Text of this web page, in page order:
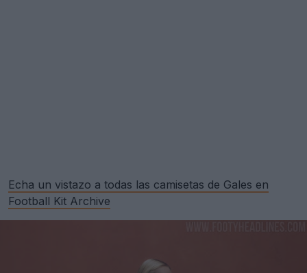
Echa un vistazo a todas las camisetas de Gales en
Football Kit Archive